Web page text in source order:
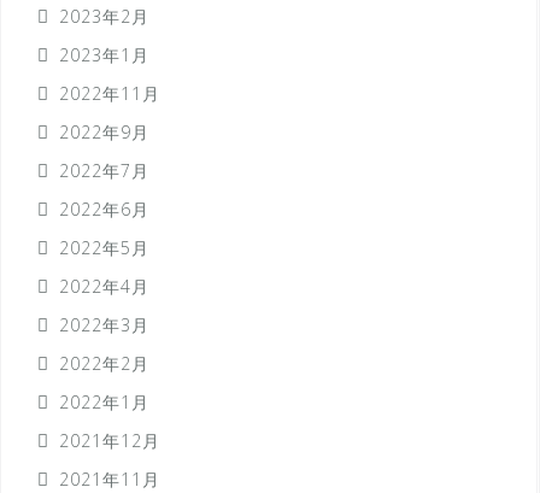
2023年2月
2023年1月
2022年11月
2022年9月
2022年7月
2022年6月
2022年5月
2022年4月
2022年3月
2022年2月
2022年1月
2021年12月
2021年11月